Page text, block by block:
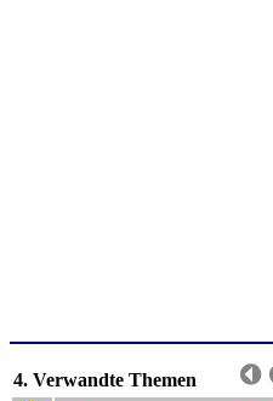
4. Verwandte Themen